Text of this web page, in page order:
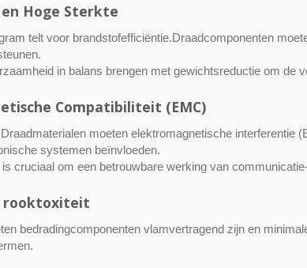
Hoge Sterkte
telt voor brandstofefficiëntie.Draadcomponenten
in balans brengen met gewichtsreductie om de
Compatibiliteit (EMC)
Draadmaterialen moeten elektromagnetische interferentie
systemen beïnvloeden.
cruciaal om een betrouwbare werking van
rooktoxiteit
bedradingcomponenten vlamvertragend zijn en